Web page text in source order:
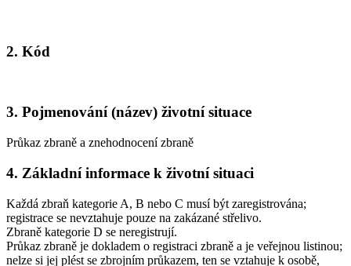
2. Kód
3. Pojmenování (název) životní situace
Průkaz zbraně a znehodnocení zbraně
4. Základní informace k životní situaci
Každá zbraň kategorie A, B nebo C musí být zaregistrována;
registrace se nevztahuje pouze na zakázané střelivo.
Zbraně kategorie D se neregistrují.
Průkaz zbraně je dokladem o registraci zbraně a je veřejnou listinou;
nelze si jej plést se zbrojním průkazem, ten se vztahuje k osobě,